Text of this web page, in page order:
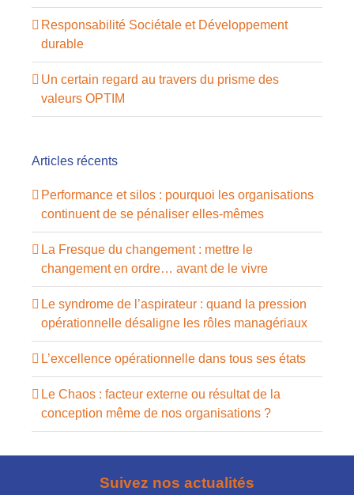
Responsabilité Sociétale et Développement
durable
Un certain regard au travers du prisme des
valeurs OPTIM
Articles récents
Performance et silos : pourquoi les organisations
continuent de se pénaliser elles-mêmes
La Fresque du changement : mettre le
changement en ordre… avant de le vivre
Le syndrome de l’aspirateur : quand la pression
opérationnelle désaligne les rôles managériaux
L’excellence opérationnelle dans tous ses états
Le Chaos : facteur externe ou résultat de la
conception même de nos organisations ?
Suivez nos actualités